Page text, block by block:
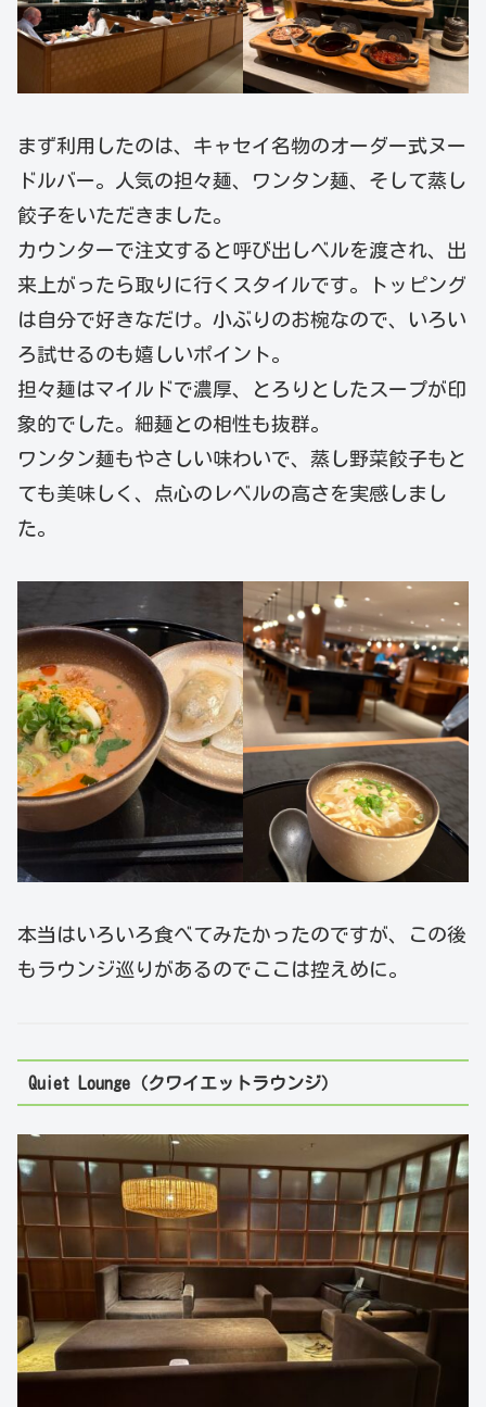
まず利用したのは、キャセイ名物のオーダー式ヌー
ドルバー。人気の担々麺、ワンタン麺、そして蒸し
餃子をいただきました。
カウンターで注文すると呼び出しベルを渡され、出
来上がったら取りに行くスタイルです。トッピング
は自分で好きなだけ。小ぶりのお椀なので、いろい
ろ試せるのも嬉しいポイント。
担々麺はマイルドで濃厚、とろりとしたスープが印
象的でした。細麺との相性も抜群。
ワンタン麺もやさしい味わいで、蒸し野菜餃子もと
ても美味しく、点心のレベルの高さを実感しまし
た。
本当はいろいろ食べてみたかったのですが、この後
もラウンジ巡りがあるのでここは控えめに。
Quiet Lounge（クワイエットラウンジ）